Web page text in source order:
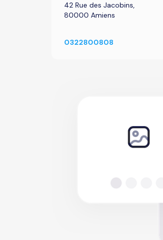
42 Rue des Jacobins,
80000 Amiens
0322800808